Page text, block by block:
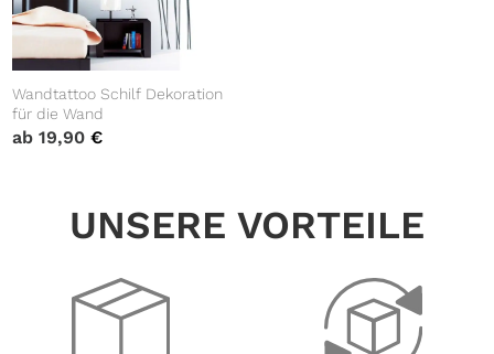
Wandtattoo Schilf Dekoration
für die Wand
ab19,90€
UNSERE VORTEILE